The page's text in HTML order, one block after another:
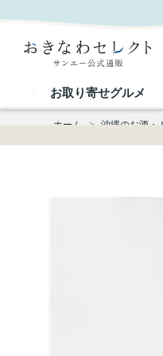
お取り寄せグルメ
ホーム > 沖縄のお酒・